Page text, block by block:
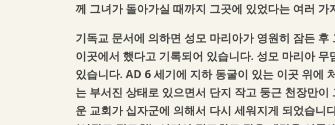
께 그녀가 돌아가실 때까지 그곳에 있었다는 여러
기독교 문서에 의하면 성모 마리아가 영원히 잠든
이곳에서 했다고 기록되어 있습니다. 성모 마리아
있습니다. AD 6 세기에 지하 동굴이 있는 이곳 위에
는 부서진 상태로 있으면서 단지 작고 둥근 천장만
운 교회가 십자군에 의해서 다시 세워지게 되었습니